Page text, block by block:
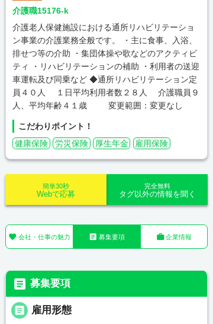
介護職15176-k
介護老人保健施設における通所リハビリテーショ
ン事業の介護業務全般です。 ・主に食事、入浴、
排せつ等の介助 ・集団体操や歌などのアクティビ
ティ ・リハビリテーションの補助 ・利用者の送迎
車運転及び同乗など ◆通所リハビリテーション定
員４０人 １日平均利用者数２８人 介護職員９
人、平均年齢４１歳 変更範囲：変更なし
こだわりポイント！
健康保険
労災保険 厚生年金 雇用保険
完全無料
タグ以外の情報を聞く
簡単30秒
Webで応募
 会社・仕事の魅力  募集要項 企業情報
 募集要項
 雇用形態